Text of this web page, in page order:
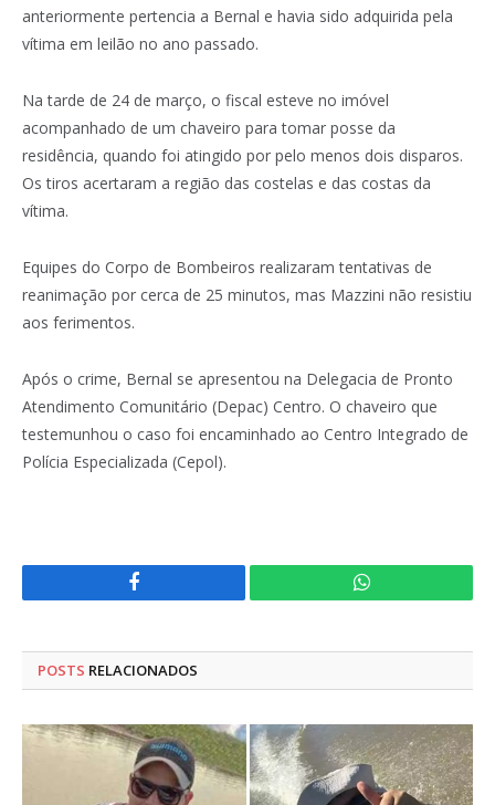
anteriormente pertencia a Bernal e havia sido adquirida pela
vítima em leilão no ano passado.
Na tarde de 24 de março, o fiscal esteve no imóvel
acompanhado de um chaveiro para tomar posse da
residência, quando foi atingido por pelo menos dois disparos.
Os tiros acertaram a região das costelas e das costas da
vítima.
Equipes do Corpo de Bombeiros realizaram tentativas de
reanimação por cerca de 25 minutos, mas Mazzini não resistiu
aos ferimentos.
Após o crime, Bernal se apresentou na Delegacia de Pronto
Atendimento Comunitário (Depac) Centro. O chaveiro que
testemunhou o caso foi encaminhado ao Centro Integrado de
Polícia Especializada (Cepol).
Facebook WhatsApp
POSTS RELACIONADOS